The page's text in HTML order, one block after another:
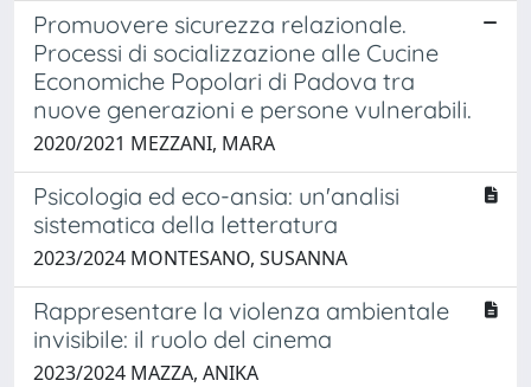
Promuovere sicurezza relazionale.
Processi di socializzazione alle Cucine
Economiche Popolari di Padova tra
nuove generazioni e persone vulnerabili.
2020/2021 MEZZANI, MARA
Psicologia ed eco-ansia: un'analisi
sistematica della letteratura
2023/2024 MONTESANO, SUSANNA
Rappresentare la violenza ambientale
invisibile: il ruolo del cinema
2023/2024 MAZZA, ANIKA